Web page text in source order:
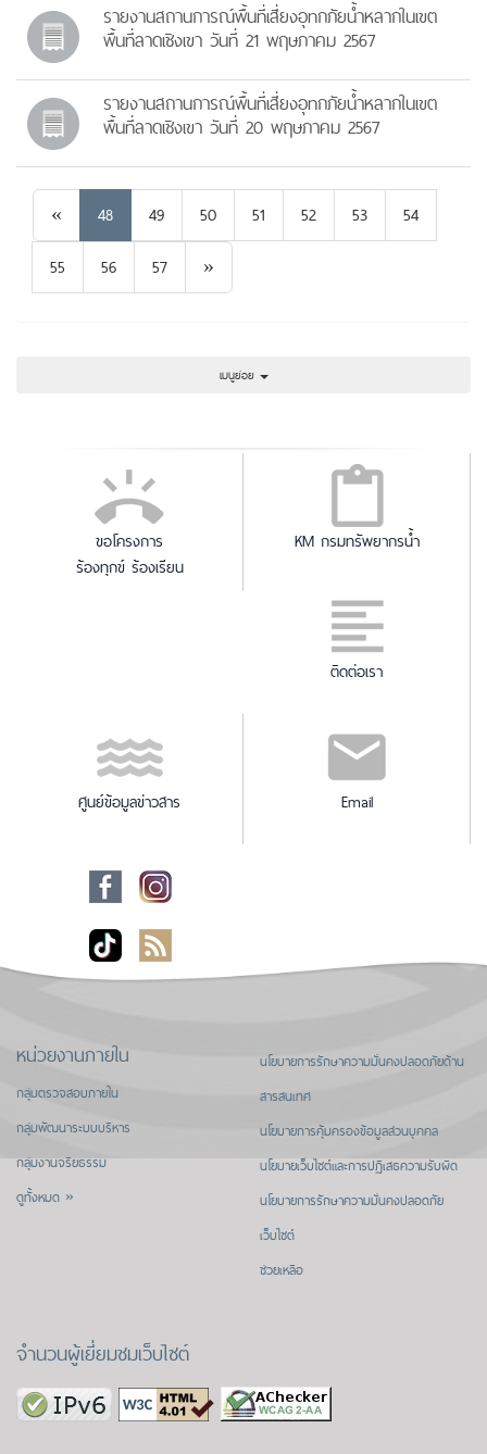
รายงานสถานการณ์พื้นที่เสี่ยงอุทกภัยน้ำหลากในเขต
พื้นที่ลาดเชิงเขา วันที่ 21 พฤษภาคม 2567
รายงานสถานการณ์พื้นที่เสี่ยงอุทกภัยน้ำหลากในเขต
พื้นที่ลาดเชิงเขา วันที่ 20 พฤษภาคม 2567
« Previous
48 49 50 51 52 53
54
55
56 57 »
เมนูย่อย
ขอโครงการ
ร้องทุกข์ ร้องเรียน
KM กรมทรัพยากรน้ำ
ติดต่อเรา
ศูนย์ข้อมูลข่าวสาร Email
หน่วยงานภายใน
กลุ่มตรวจสอบภายใน
กลุ่มพัฒนาระบบบริหาร
กลุ่มงานจริยธรรม
ดูทั้งหมด »
นโยบายการรักษาความมั่นคงปลอดภัยด้าน
สารสนเทศ
นโยบายการคุ้มครองข้อมูลส่วนบุคคล
นโยบายเว็บไซต์และการปฏิเสธความรับผิด
นโยบายการรักษาความมั่นคงปลอดภัย
เว็บไซต์
ช่วยเหลือ
จำนวนผู้เยี่ยมชมเว็บไซต์